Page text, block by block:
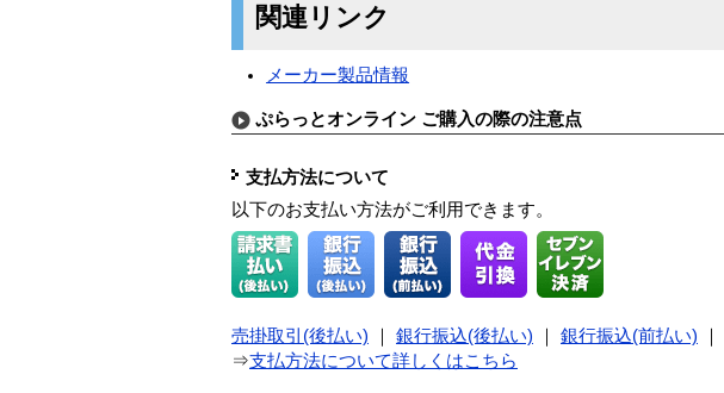
関連リンク
メーカー製品情報
ぷらっとオンライン ご購入の際の注意点
支払方法について
以下のお支払い方法がご利用できます。
売掛取引(後払い) 銀行振込(後払い) 銀行振込(前払い)
⇒支払方法について詳しくはこちら